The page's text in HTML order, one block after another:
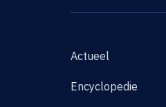
Actueel
Encyclopedie